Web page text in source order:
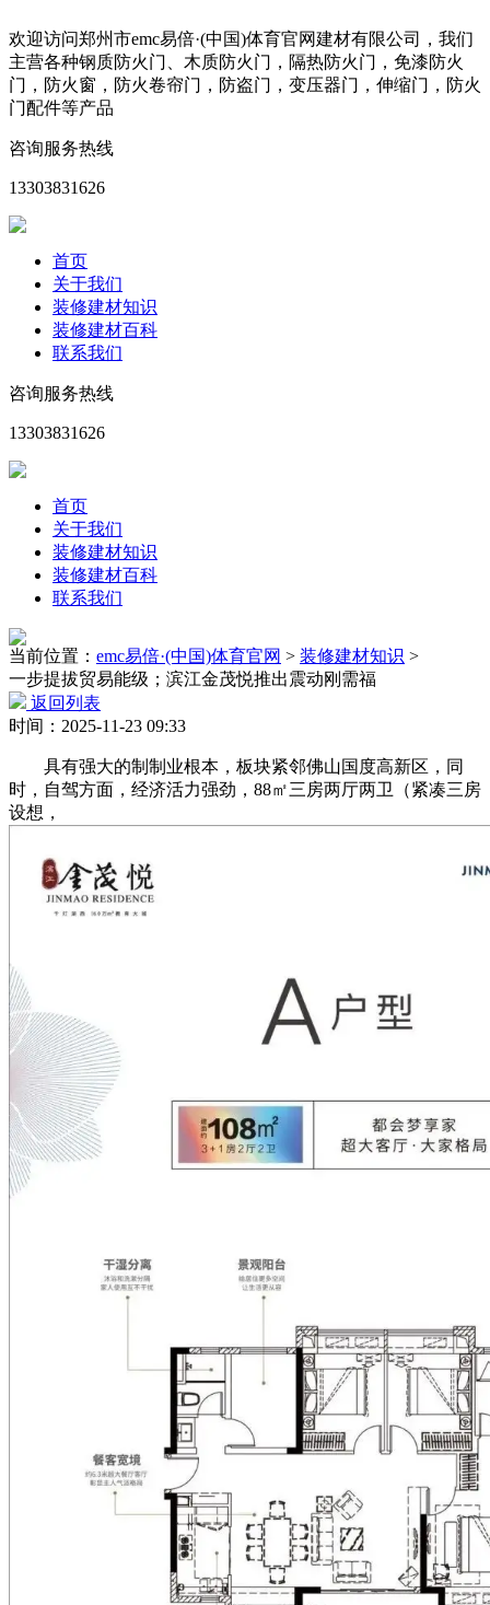
欢迎访问郑州市emc易倍·(中国)体育官网建材有限公司，我们
主营各种钢质防火门、木质防火门，隔热防火门，免漆防火
门，防火窗，防火卷帘门，防盗门，变压器门，伸缩门，防火
门配件等产品
咨询服务热线
13303831626
首页
关于我们
装修建材知识
装修建材百科
联系我们
咨询服务热线
13303831626
首页
关于我们
装修建材知识
装修建材百科
联系我们
当前位置： emc易倍·(中国)体育官网 > 装修建材知识 >
一步提拔贸易能级；滨江金茂悦推出震动刚需福
返回列表
时间：2025-11-23 09:33
具有强大的制制业根本，板块紧邻佛山国度高新区，同
时，自驾方面，经济活力强劲，88㎡三房两厅两卫（紧凑三房
设想，